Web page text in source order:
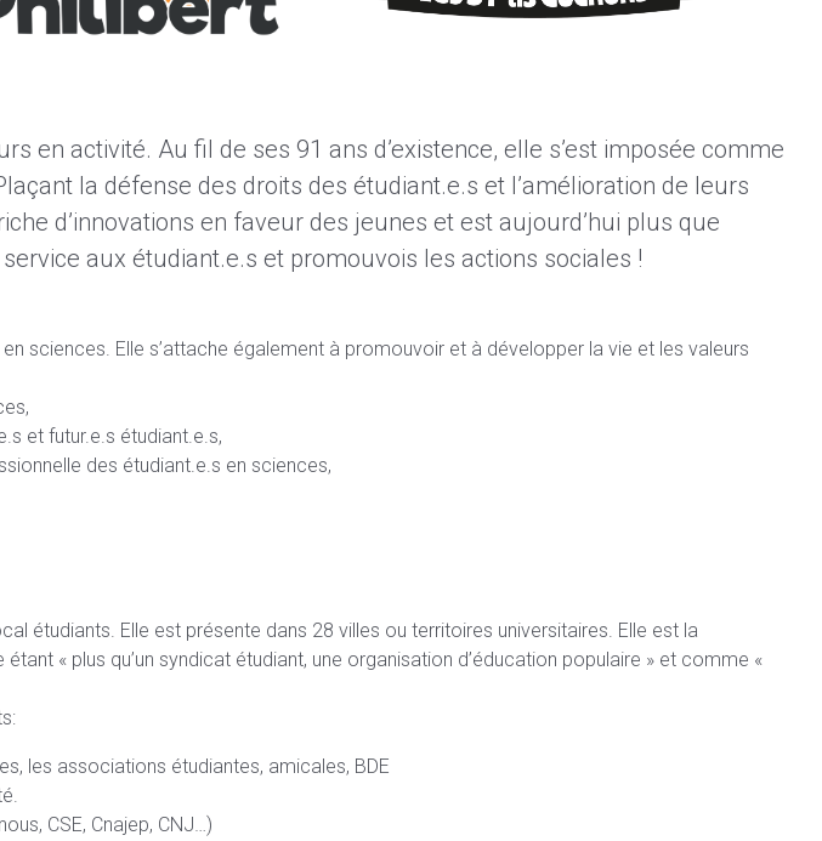
en activité. Au fil de ses 91 ans d’existence, elle s’est imposée comme
la défense des droits des étudiant.e.s et l’amélioration de leurs
d’innovations en faveur des jeunes et est aujourd’hui plus que
aux étudiant.e.s et promouvois les actions sociales !
sciences. Elle s’attache également à promouvoir et à développer la vie et les valeurs
et futur.e.s étudiant.e.s,
des étudiant.e.s en sciences,
étudiants. Elle est présente dans 28 villes ou territoires universitaires. Elle est la
« plus qu’un syndicat étudiant, une organisation d’éducation populaire » et comme «
les associations étudiantes, amicales, BDE
CSE, Cnajep, CNJ…)